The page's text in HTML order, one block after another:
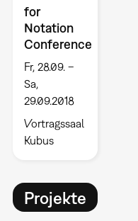
for
Notation
Conference
Fr, 28.09. –
Sa,
29.09.2018
Vortragssaal
Kubus
Projekte